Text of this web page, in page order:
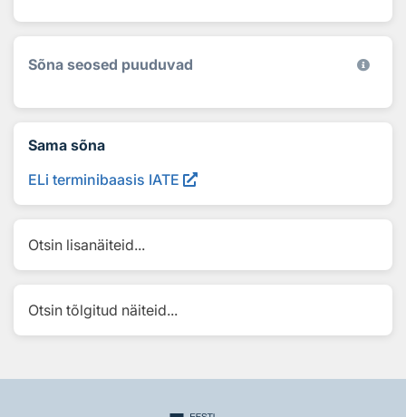
Sõna seosed puuduvad
Sama sõna
ELi terminibaasis IATE
Otsin lisanäiteid...
Otsin tõlgitud näiteid...